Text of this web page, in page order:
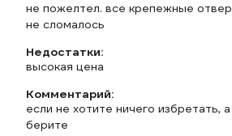
не пожелтел. все крепежные
не сломалось
Недостатки:
высокая цена
Комментарий:
если не хотите ничего избретать,
берите